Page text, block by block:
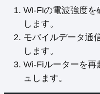
Wi-Fiの電波強度を
します。
モバイルデータ通
します。
Wi-Fiルーターを再
ュします。